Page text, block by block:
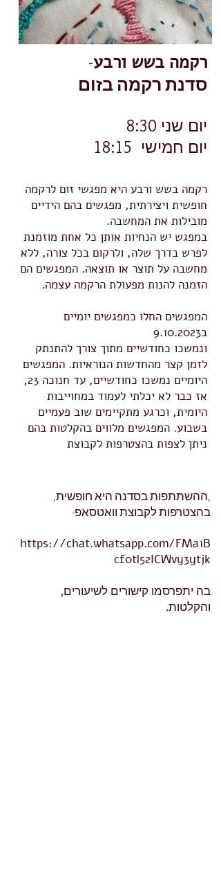
רקמה בשש ורבע-
סדנת רקמה בזום
יום שני 8 :30
יום חמישי 1 8:15
רקמה בשש ורבע היא מפגשי זום לרקמה
חופשית ויצירתית, מפגשים בהם הידיים
מובילות את המחשבה.
במפגש יש הנחיות אותן כל אחת מוזמנת
לפרש בדרך שלה, ולרקום בכל צורה, ללא
מחשבה על תוצר או תוצאה. המפגשים הם
הזמנה להנות מפעולת הרקמה עצמה.
המפגשים החלו כמפגשים יומיים
ב9.10.2023
ונמשכו כחודשיים מתוך צורך להתנתק
לזמן קצר מהחדשות הנוראיות. המפגשים
היומיים נמשכו כחודשיים, עד חנוכה 23,
אז כבר לא יכלתי לעמוד במחוייבות
היומית, וכרגע מתקיימים שוב פעמיים
בשבוע. המפגשים מלווים בהקלטות בהם
ניתן לצפות בהצטרפות לקבוצת
,ההשתתפות בסדנה היא חופשית,
בהצטרפות לקבוצת וואטסאפ-
https://chat.whatsapp.com/FMa1B
cf0tl52ICWvy3ytjk
בה יתפרסמו קישורים לשיעורים,
והקלטות.